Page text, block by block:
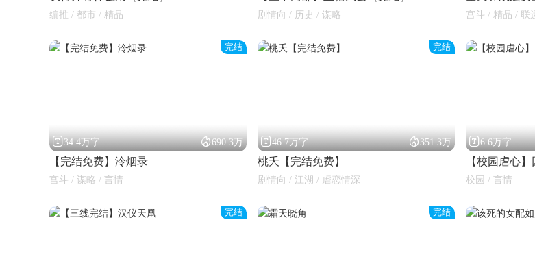
编推 / 都市 / 精品 剧情向 / 历史 / 谋略 宫斗 / 精品 / 联
完结
34.4万字 690.3万
【完结免费】泠烟录
宫斗 / 谋略 / 言情
完结
46.7万字 351.3万
桃夭【完结免费】
剧情向 / 江湖 / 虐恋情深
6.6万字
【校园虐心】
校园 / 言情
完结 完结